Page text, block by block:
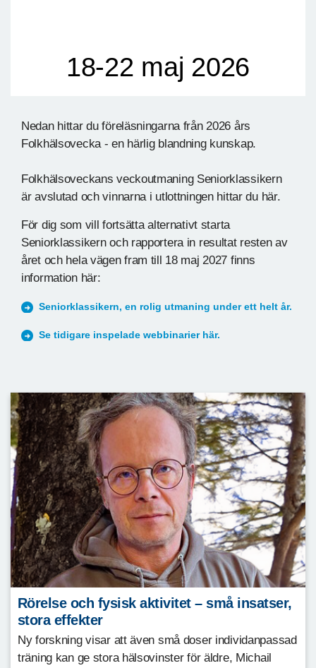
18-22 maj 2026
Nedan hittar du föreläsningarna från 2026 års
Folkhälsovecka - en härlig blandning kunskap.
Folkhälsoveckans veckoutmaning Seniorklassikern
är avslutad och vinnarna i utlottningen hittar du här.
För dig som vill fortsätta alternativt starta
Seniorklassikern och rapportera in resultat resten av
året och hela vägen fram till 18 maj 2027 finns
information här:
Seniorklassikern, en rolig utmaning under ett helt år.
Se tidigare inspelade webbinarier här.
Rörelse och fysisk aktivitet – små insatser,
stora effekter
Ny forskning visar att även små doser individanpassad
träning kan ge stora hälsovinster för äldre, Michail